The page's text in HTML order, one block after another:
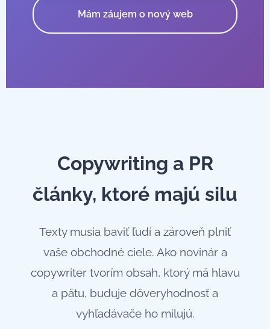
Mám záujem o nový web
Copywriting a PR
články, ktoré majú silu
Texty musia baviť ľudí a zároveň plniť
vaše obchodné ciele. Ako novinár a
copywriter tvorím obsah, ktorý má hlavu
a pätu, buduje dôveryhodnosť a
vyhľadávače ho milujú.